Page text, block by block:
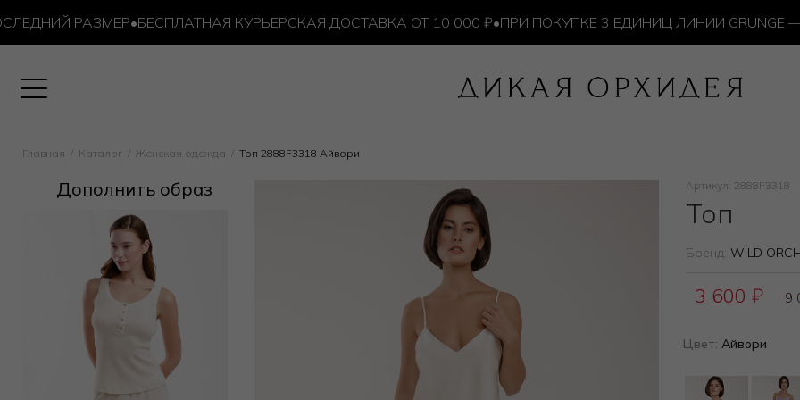
РАЗМЕР•БЕСПЛАТНАЯ КУРЬЕРСКАЯ ДОСТАВКА ОТ 10 000 ₽•ПРИ ПОКУПКЕ 3 ЕДИНИЦ ЛИНИИ GRUNGE —
Главная Каталог Женская одежда Топ 2888F3318 Айвори
Дополнить образ Артикул: 2888F3318
Топ
Бренд: WILD
3 600 ₽ 9
Цвет: Айвори